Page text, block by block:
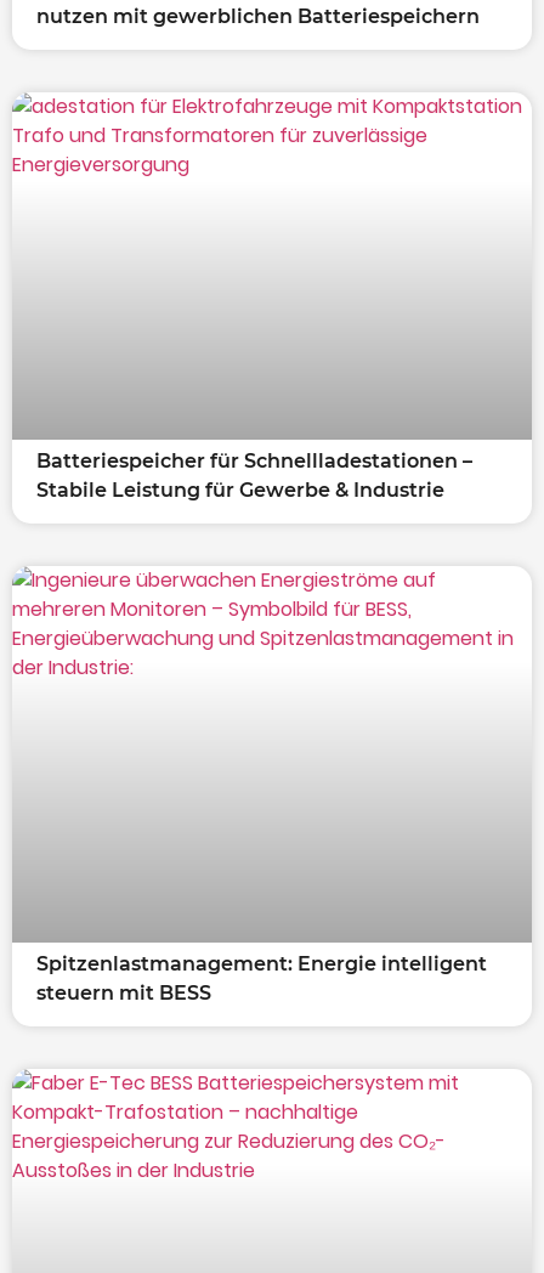
nutzen mit gewerblichen Batteriespeichern
Batteriespeicher für Schnellladestationen –
Stabile Leistung für Gewerbe & Industrie
Spitzenlastmanagement: Energie intelligent
steuern mit BESS